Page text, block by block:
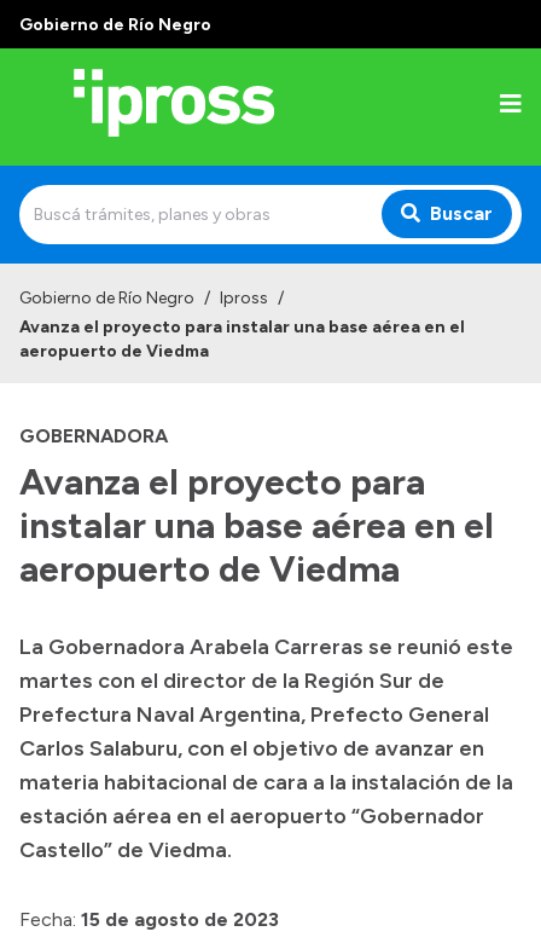
Gobierno de Río Negro
Buscar
Institucional
Autoridades
Delegaciones
Consultorios Propios
Presentación CV
Transparencia
Inversión en Salud
Licitaciones
Consulta de expedientes
Gobierno de Río Negro / Ipross /
Avanza el proyecto para instalar una base aérea en el
aeropuerto de Viedma
GOBERNADORA
Avanza el proyecto para
instalar una base aérea en el
aeropuerto de Viedma
La Gobernadora Arabela Carreras se reunió este
martes con el director de la Región Sur de
Prefectura Naval Argentina, Prefecto General
Carlos Salaburu, con el objetivo de avanzar en
materia habitacional de cara a la instalación de la
estación aérea en el aeropuerto “Gobernador
Castello” de Viedma.
Fecha: 15 de agosto de 2023